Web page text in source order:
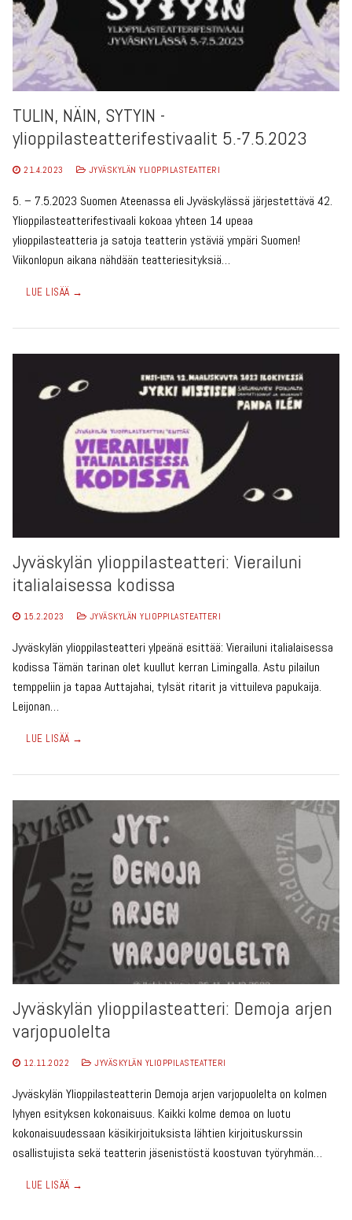
TULIN, NÄIN, SYTYIN -
ylioppilasteatterifestivaalit 5.-7.5.2023
21.4.2023 JYVÄSKYLÄN YLIOPPILASTEATTERI
5. – 7.5.2023 Suomen Ateenassa eli Jyväskylässä järjestettävä 42.
Ylioppilasteatterifestivaali kokoaa yhteen 14 upeaa
ylioppilasteatteria ja satoja teatterin ystäviä ympäri Suomen!
Viikonlopun aikana nähdään teatteriesityksiä…
LUE LISÄÄ →
Jyväskylän ylioppilasteatteri: Vierailuni
italialaisessa kodissa
15.2.2023 JYVÄSKYLÄN YLIOPPILASTEATTERI
Jyväskylän ylioppilasteatteri ylpeänä esittää: Vierailuni italialaisessa
kodissa Tämän tarinan olet kuullut kerran Limingalla. Astu pilailun
temppeliin ja tapaa Auttajahai, tylsät ritarit ja vittuileva papukaija.
Leijonan…
LUE LISÄÄ →
Jyväskylän ylioppilasteatteri: Demoja arjen
varjopuolelta
12.11.2022 JYVÄSKYLÄN YLIOPPILASTEATTERI
Jyväskylän Ylioppilasteatterin Demoja arjen varjopuolelta on kolmen
lyhyen esityksen kokonaisuus. Kaikki kolme demoa on luotu
kokonaisuudessaan käsikirjoituksista lähtien kirjoituskurssin
osallistujista sekä teatterin jäsenistöstä koostuvan työryhmän…
LUE LISÄÄ →